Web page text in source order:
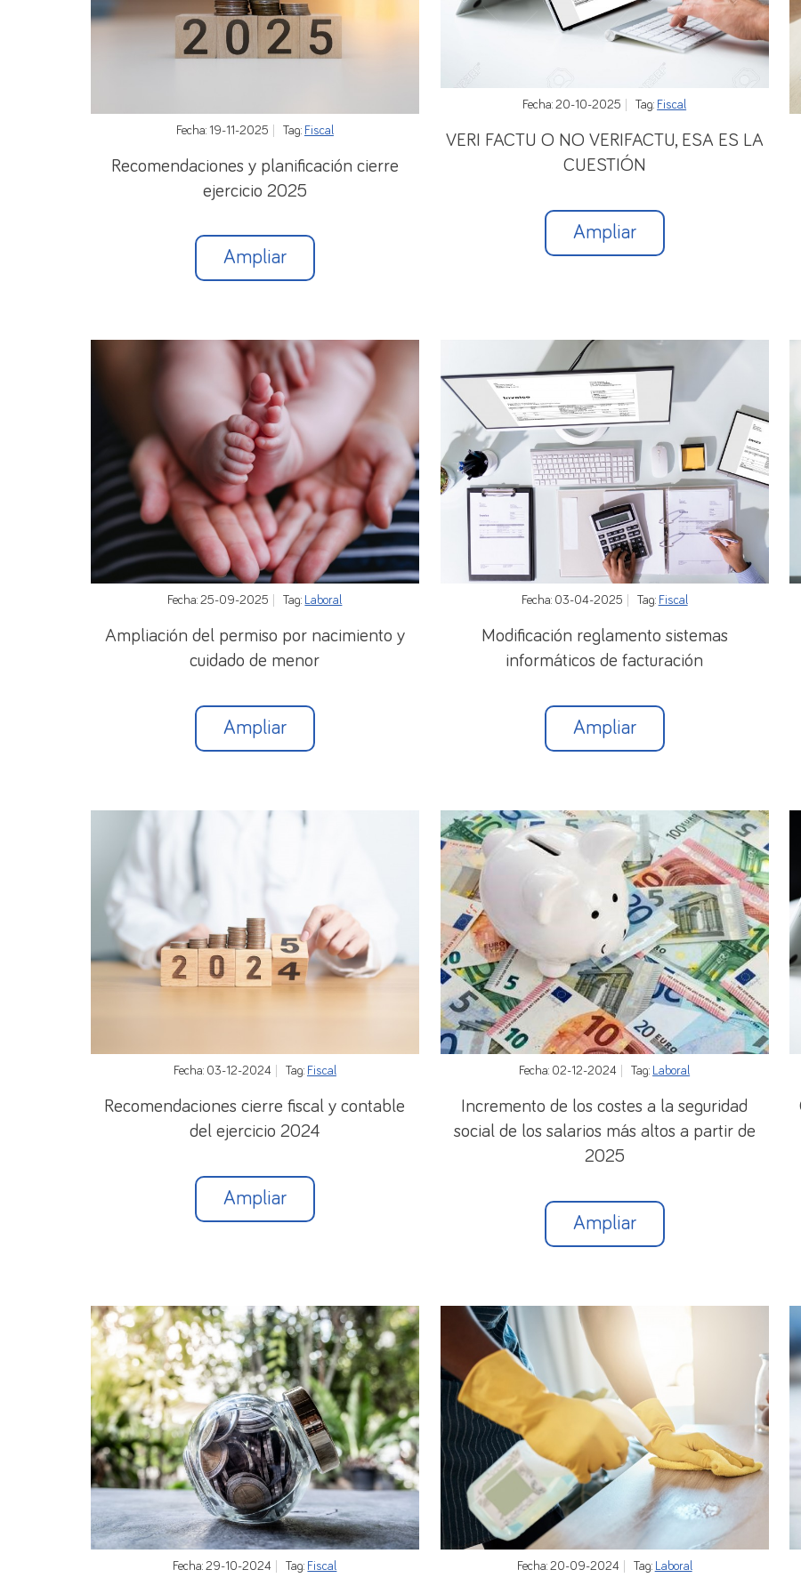
podrán efectuarse de forma resumida,
conteniendo exclusivamente los saldos inicial y final de
las operaciones de cobro y la suma total de las operaciones de pago del período declarado.
El Banco de España podrá requerir a declarantes, para que entreguen la información sin
Aquellos residentes que, no habiendo alcanzado los límites de declaración, los superen a lo
presentar las declaraciones con la periodicidad que corresponda, a partir del momento en el que
A efectos del cálculo de los importes establecidos, las transacciones denominadas en moneda
diario de la fecha en la que estas se efectúen, y los saldos, a los cambios del último día hábil del
de que existan y el cambio medio de referencia en los demás casos.
La declaración deberá ser remitida
al Banco de España en los 20 días
Si desea ampliar información o necesita asesoramiento específico le agradecería contactara con
Fecha: 19-11-2025 Tag: Fiscal
Recomendaciones y planificación cierre
ejercicio 2025
Ampliar
Fecha: 20-10-2025 Tag: Fiscal
VERI FACTU O NO VERIFACTU, ESA ES LA
CUESTIÓN
Ampliar
Fecha: 25-09-2025 Tag: Laboral
Ampliación del permiso por nacimiento y
cuidado de menor
Ampliar
Fecha: 03-04-2025 Tag: Fiscal
Modificación reglamento sistemas
informáticos de facturación
Ampliar
Fecha: 03-12-2024 Tag: Fiscal
Recomendaciones cierre fiscal y contable
del ejercicio 2024
Ampliar
Fecha: 02-12-2024 Tag: Laboral
Incremento de los costes a la seguridad
social de los salarios más altos a partir de
2025
Ampliar
Fecha: 29-10-2024 Tag: Fiscal Fecha: 20-09-2024 Tag: Laboral